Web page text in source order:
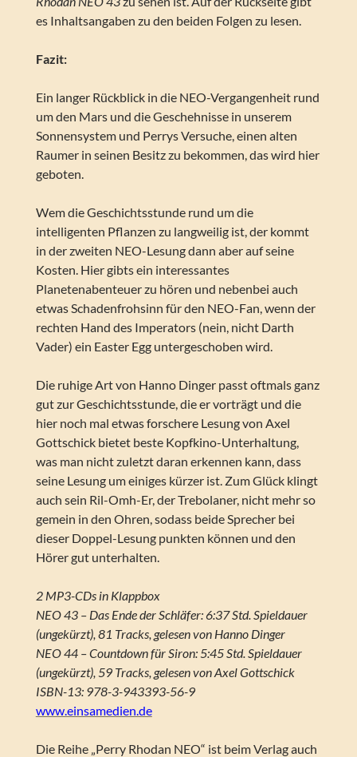
es Inhaltsangaben zu den beiden Folgen zu lesen.
Fazit:
Ein langer Rückblick in die NEO-Vergangenheit rund
um den Mars und die Geschehnisse in unserem
Sonnensystem und Perrys Versuche, einen alten
Raumer in seinen Besitz zu bekommen, das wird hier
geboten.
Wem die Geschichtsstunde rund um die
intelligenten Pflanzen zu langweilig ist, der kommt
in der zweiten NEO-Lesung dann aber auf seine
Kosten. Hier gibts ein interessantes
Planetenabenteuer zu hören und nebenbei auch
etwas Schadenfrohsinn für den NEO-Fan, wenn der
rechten Hand des Imperators (nein, nicht Darth
Vader) ein Easter Egg untergeschoben wird.
Die ruhige Art von Hanno Dinger passt oftmals ganz
gut zur Geschichtsstunde, die er vorträgt und die
hier noch mal etwas forschere Lesung von Axel
Gottschick bietet beste Kopfkino-Unterhaltung,
was man nicht zuletzt daran erkennen kann, dass
seine Lesung um einiges kürzer ist. Zum Glück klingt
auch sein Ril-Omh-Er, der Trebolaner, nicht mehr so
gemein in den Ohren, sodass beide Sprecher bei
dieser Doppel-Lesung punkten können und den
Hörer gut unterhalten.
2 MP3-CDs in Klappbox
NEO 43 – Das Ende der Schläfer: 6:37 Std. Spieldauer
(ungekürzt), 81 Tracks, gelesen von Hanno Dinger
NEO 44 – Countdown für Siron: 5:45 Std. Spieldauer
(ungekürzt), 59 Tracks, gelesen von Axel Gottschick
ISBN-13: 978-3-943393-56-9
www.einsamedien.de
Die Reihe „Perry Rhodan NEO“ ist beim Verlag auch